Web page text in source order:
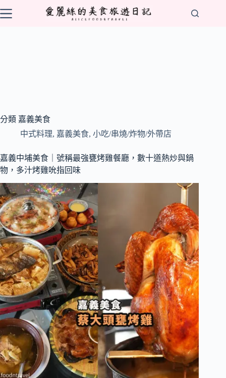
至
分類 嘉義美食
中式料理, 嘉義美食, 小吃/串燒/炸物/外帶店
嘉義中埔美食｜號稱最強甕烤雞餐廳，數十道熱炒與鍋
物，多汁烤雞吮指回味